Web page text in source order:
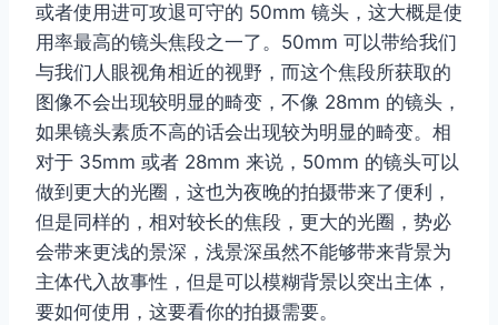
或者使用进可攻退可守的 50mm 镜头，这大概是使
用率最高的镜头焦段之一了。50mm 可以带给我们
与我们人眼视角相近的视野，而这个焦段所获取的
图像不会出现较明显的畸变，不像 28mm 的镜头，
如果镜头素质不高的话会出现较为明显的畸变。相
对于 35mm 或者 28mm 来说，50mm 的镜头可以
做到更大的光圈，这也为夜晚的拍摄带来了便利，
但是同样的，相对较长的焦段，更大的光圈，势必
会带来更浅的景深，浅景深虽然不能够带来背景为
主体代入故事性，但是可以模糊背景以突出主体，
要如何使用，这要看你的拍摄需要。